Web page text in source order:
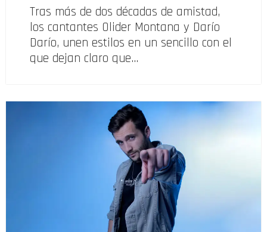
Tras más de dos décadas de amistad,
los cantantes Olider Montana y Darío
Darío, unen estilos en un sencillo con el
que dejan claro que…